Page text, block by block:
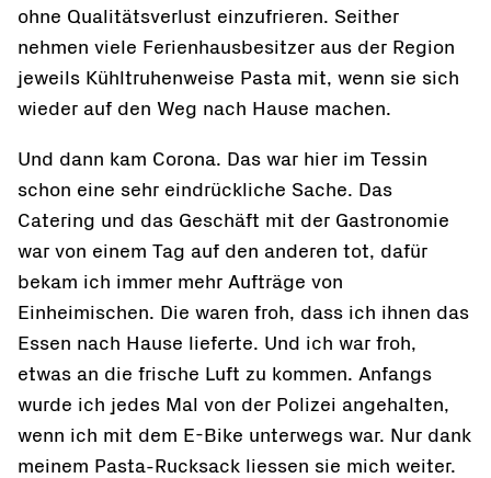
ohne Qualitätsverlust einzufrieren. Seither
nehmen viele Ferienhausbesitzer aus der Region
jeweils Kühltruhenweise Pasta mit, wenn sie sich
wieder auf den Weg nach Hause machen.
Und dann kam Corona. Das war hier im Tessin
schon eine sehr eindrückliche Sache. Das
Catering und das Geschäft mit der Gastronomie
war von einem Tag auf den anderen tot, dafür
bekam ich immer mehr Aufträge von
Einheimischen. Die waren froh, dass ich ihnen das
Essen nach Hause lieferte. Und ich war froh,
etwas an die frische Luft zu kommen. Anfangs
wurde ich jedes Mal von der Polizei angehalten,
wenn ich mit dem E-Bike unterwegs war. Nur dank
meinem Pasta-Rucksack liessen sie mich weiter.